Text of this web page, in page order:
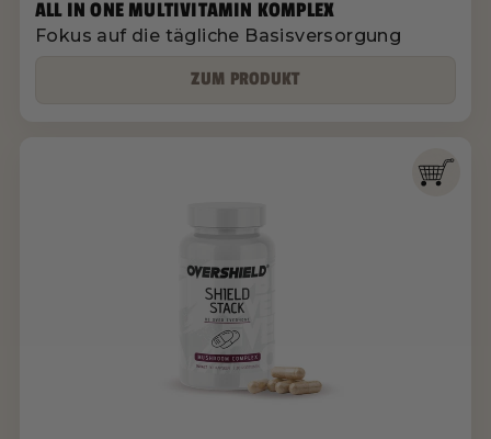
ALL IN ONE MULTIVITAMIN KOMPLEX
Fokus auf die tägliche Basisversorgung
ZUM PRODUKT